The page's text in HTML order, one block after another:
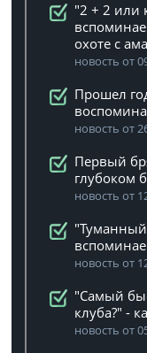
"2 + 2 или
охоте с
новость от
Прошел
новость от
Первый
глубоком
новость от
"Туманный
новость от
"Самый
клуба?" -
новость от